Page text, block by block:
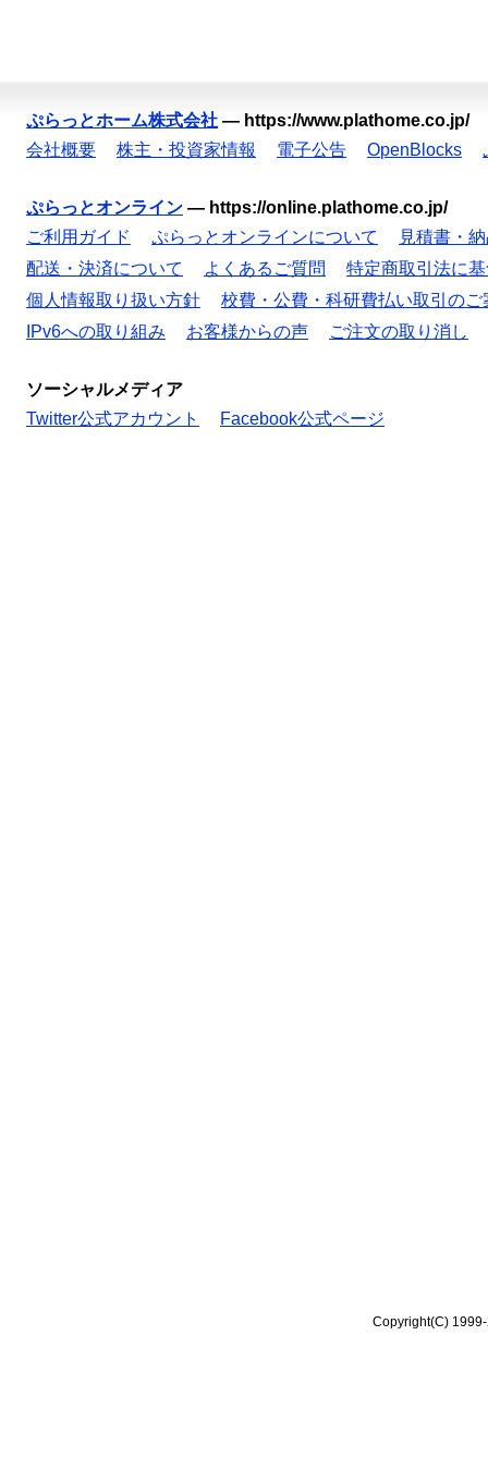
ぷらっとホーム株式会社 — https://www.plathome.co.jp/
会社概要
株主・投資家情報 電子公告 OpenBlocks
ぷらっとオンライン — https://online.plathome.co.jp/
ご利用ガイド
ぷらっとオンラインについて
見積書・
配送・決済について
よくあるご質問
特定商取引法に
個人情報取り扱い方針
校費・公費・科研費払い取引のご
IPv6への取り組み
お客様からの声 ご注文の取り消し
ソーシャルメディア
Twitter公式アカウント
Facebook公式ページ
Copyright(C)